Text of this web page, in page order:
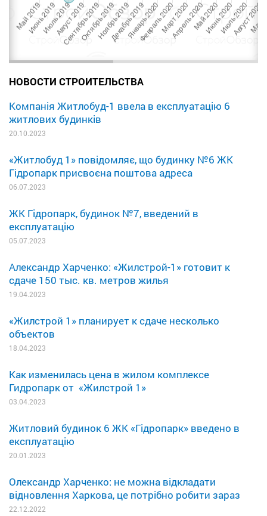
НОВОСТИ СТРОИТЕЛЬСТВА
Компанія Житлобуд-1 ввела в експлуатацію 6
житлових будинків
20.10.2023
«Житлобуд 1» повідомляє, що будинку №6 ЖК
Гідропарк присвоєна поштова адреса
06.07.2023
ЖК Гідропарк, будинок №7, введений в
експлуатацію
05.07.2023
Александр Харченко: «Жилстрой-1» готовит к
сдаче 150 тыс. кв. метров жилья
19.04.2023
«Жилстрой 1» планирует к сдаче несколько
объектов
18.04.2023
Как изменилась цена в жилом комплексе
Гидропарк от «Жилстрой 1»
03.04.2023
Житловий будинок 6 ЖК «Гідропарк» введено в
експлуатацію
20.01.2023
Олександр Харченко: не можна відкладати
відновлення Харкова, це потрібно робити зараз
22.12.2022